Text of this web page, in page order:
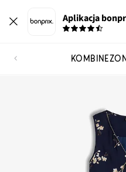
Aplikacja